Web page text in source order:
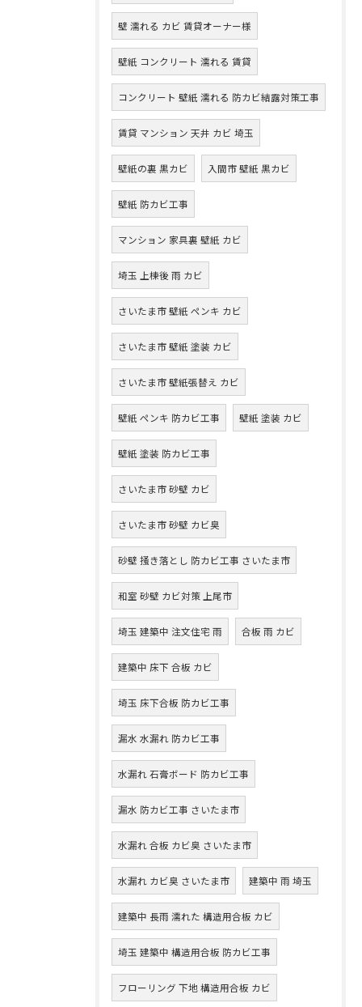
壁 濡れる カビ 賃貸オーナー様
壁紙 コンクリート 濡れる 賃貸
コンクリート 壁紙 濡れる 防カビ結露対策工事
賃貸 マンション 天井 カビ 埼玉
壁紙の裏 黒カビ 入間市 壁紙 黒カビ
壁紙 防カビ工事
マンション 家具裏 壁紙 カビ
埼玉 上棟後 雨 カビ
さいたま市 壁紙 ペンキ カビ
さいたま市 壁紙 塗装 カビ
さいたま市 壁紙張替え カビ
壁紙 ペンキ 防カビ工事 壁紙 塗装 カビ
壁紙 塗装 防カビ工事
さいたま市 砂壁 カビ
さいたま市 砂壁 カビ臭
砂壁 掻き落とし 防カビ工事 さいたま市
和室 砂壁 カビ対策 上尾市
埼玉 建築中 注文住宅 雨 合板 雨 カビ
建築中 床下 合板 カビ
埼玉 床下合板 防カビ工事
漏水 水漏れ 防カビ工事
水漏れ 石膏ボード 防カビ工事
漏水 防カビ工事 さいたま市
水漏れ 合板 カビ臭 さいたま市
水漏れ カビ臭 さいたま市 建築中 雨 埼玉
建築中 長雨 濡れた 構造用合板 カビ
埼玉 建築中 構造用合板 防カビ工事
フローリング 下地 構造用合板 カビ